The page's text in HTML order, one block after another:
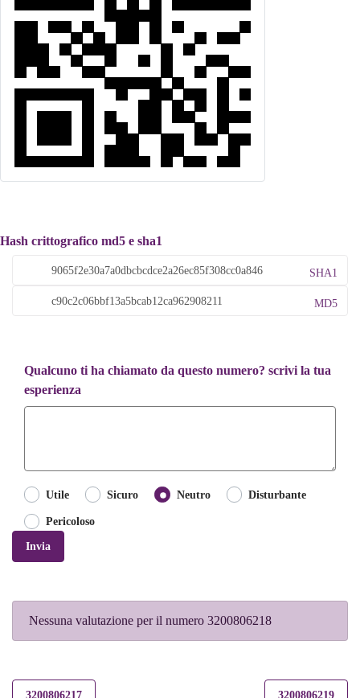
Hash crittografico md5 e sha1
SHA1
MD5
Qualcuno ti ha chiamato da questo numero? scrivi la tua
esperienza
Utile Sicuro Neutro Disturbante
Pericoloso
Invia
Nessuna valutazione per il numero 3200806218
3200806217 3200806219